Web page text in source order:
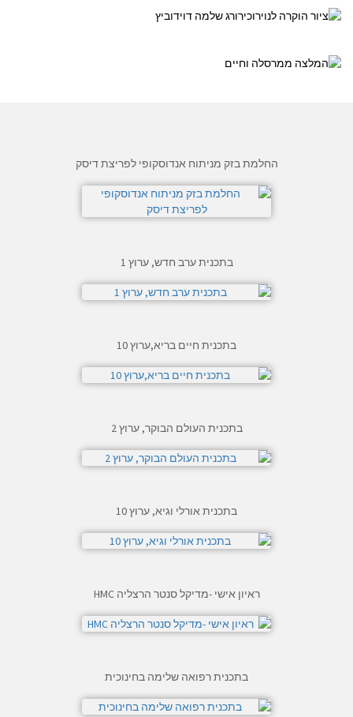
החלמת בזק מניתוח אנדוסקופי לפריצת דיסק
בתכנית ערב חדש, ערוץ 1
בתכנית חיים בריא,ערוץ 10
בתכנית העולם הבוקר, ערוץ 2
בתכנית אורלי וגיא, ערוץ 10
ראיון אישי -מדיקל סנטר הרצליה HMC
בתכנית רפואה שלימה בחינוכית